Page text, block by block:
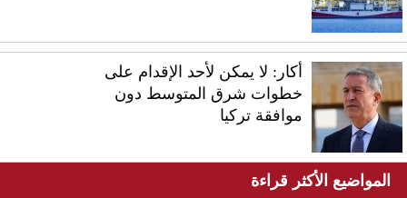
أكار: لا يمكن لأحد الإقدام على
خطوات شرق المتوسط دون
موافقة تركيا
المواضيع الأكثر قراءة